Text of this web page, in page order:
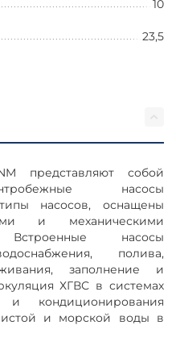
10
23,5
представляют собой
насосы
насосов, оснащены
и механическими
насосы
полива,
заполнение и
ХГВС в системах
и кондиционирования
и морской воды в